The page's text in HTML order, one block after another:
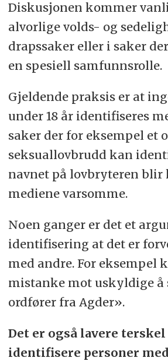
Diskusjonen kommer
alvorlige volds- og
drapssaker eller i saker
en spesiell samfunnsrolle.
Gjeldende praksis er at
under 18 år identifiseres
saker der for eksempel et
seksuallovbrudd kan
navnet på lovbryteren blir
mediene varsomme.
Noen ganger er det et
identifisering at det er
med andre. For eksempel
mistanke mot uskyldige å
ordfører fra Agder».
Det er også lavere
identifisere personer